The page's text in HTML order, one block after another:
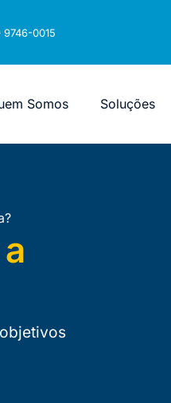
0015
Somos Soluções